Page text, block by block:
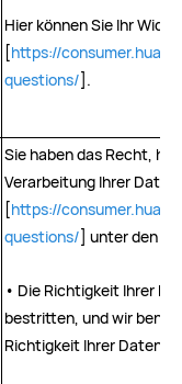
Hier können Sie Ihr
[https://
questions/].
Sie haben das Recht,
Verarbeitung Ihrer
[https://
questions/] unter den
• Die Richtigkeit Ihrer
bestritten, und wir
Richtigkeit Ihrer Daten